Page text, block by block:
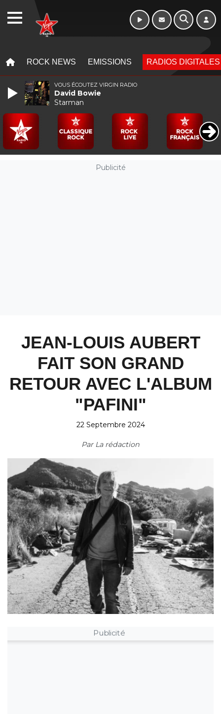
ROCK NEWS EMISSIONS RADIOS DIGITALES
Publicité
JEAN-LOUIS AUBERT
FAIT SON GRAND
RETOUR AVEC L'ALBUM
"PAFINI"
22 Septembre 2024
Par La rédaction
Publicité
VOUS ÉCOUTEZ VIRGIN RADIO
David Bowie
Starman
WEBRADIO Morning - 6h à 10h